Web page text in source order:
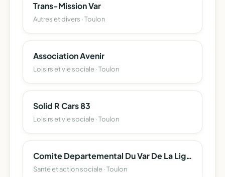
Trans-Mission Var
Autres et divers · Toulon
Association Avenir
Loisirs et vie sociale · Toulon
Solid R Cars 83
Loisirs et vie sociale · Toulon
Comite Departemental Du Var De La Ligue Nationale Francaise Contre Le Cancer
Santé et action sociale · Toulon